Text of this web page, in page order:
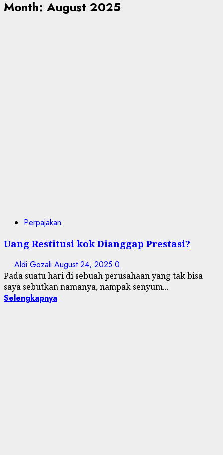
Month: August 2025
Perpajakan
Uang Restitusi kok Dianggap Prestasi?
Aldi Gozali August 24, 2025 0
Pada suatu hari di sebuah perusahaan yang tak bisa
saya sebutkan namanya, nampak senyum...
Selengkapnya